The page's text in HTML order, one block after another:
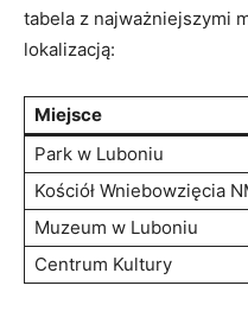
tabela z najważniejszymi
lokalizacją:
Miejsce
Park w Luboniu
Kościół Wniebowzięcia
Muzeum w Luboniu
Centrum Kultury